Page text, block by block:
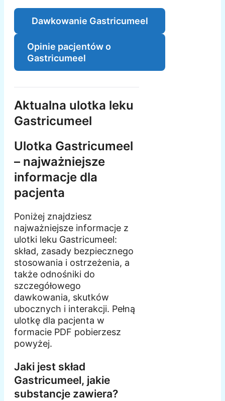
Dawkowanie Gastricumeel
Opinie pacjentów o
Gastricumeel
Aktualna ulotka leku
Gastricumeel
Ulotka Gastricumeel
– najważniejsze
informacje dla
pacjenta
Poniżej znajdziesz
najważniejsze informacje z
ulotki leku Gastricumeel:
skład, zasady bezpiecznego
stosowania i ostrzeżenia, a
także odnośniki do
szczegółowego
dawkowania, skutków
ubocznych i interakcji. Pełną
ulotkę dla pacjenta w
formacie PDF pobierzesz
powyżej.
Jaki jest skład
Gastricumeel, jakie
substancje zawiera?